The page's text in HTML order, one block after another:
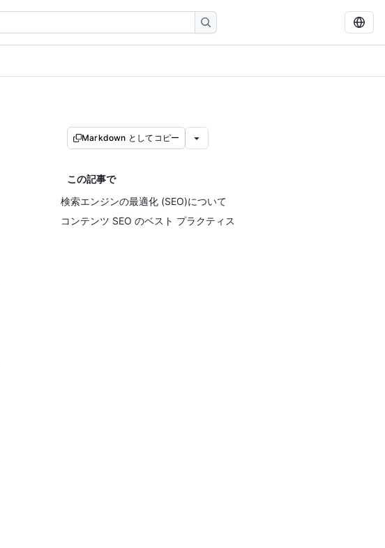
Markdown としてコピー
この記事で
検索エンジンの最適化 (SEO)について
コンテンツ SEO のベスト プラクティス